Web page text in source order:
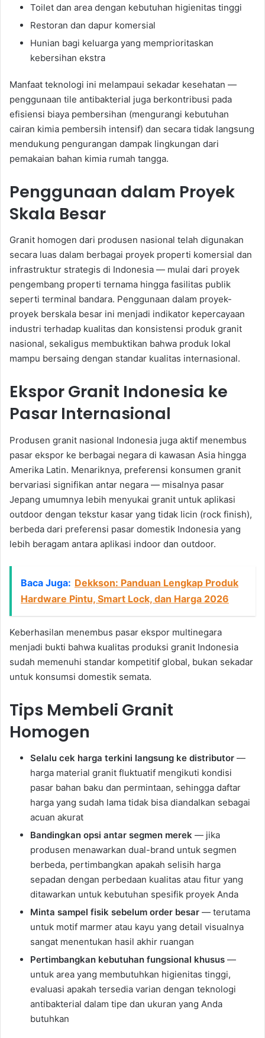
Toilet dan area dengan kebutuhan higienitas tinggi
Restoran dan dapur komersial
Hunian bagi keluarga yang memprioritaskan
kebersihan ekstra
Manfaat teknologi ini melampaui sekadar kesehatan —
penggunaan tile antibakterial juga berkontribusi pada
efisiensi biaya pembersihan (mengurangi kebutuhan
cairan kimia pembersih intensif) dan secara tidak langsung
mendukung pengurangan dampak lingkungan dari
pemakaian bahan kimia rumah tangga.
Penggunaan dalam Proyek
Skala Besar
Granit homogen dari produsen nasional telah digunakan
secara luas dalam berbagai proyek properti komersial dan
infrastruktur strategis di Indonesia — mulai dari proyek
pengembang properti ternama hingga fasilitas publik
seperti terminal bandara. Penggunaan dalam proyek-
proyek berskala besar ini menjadi indikator kepercayaan
industri terhadap kualitas dan konsistensi produk granit
nasional, sekaligus membuktikan bahwa produk lokal
mampu bersaing dengan standar kualitas internasional.
Ekspor Granit Indonesia ke
Pasar Internasional
Produsen granit nasional Indonesia juga aktif menembus
pasar ekspor ke berbagai negara di kawasan Asia hingga
Amerika Latin. Menariknya, preferensi konsumen granit
bervariasi signifikan antar negara — misalnya pasar
Jepang umumnya lebih menyukai granit untuk aplikasi
outdoor dengan tekstur kasar yang tidak licin (rock finish),
berbeda dari preferensi pasar domestik Indonesia yang
lebih beragam antara aplikasi indoor dan outdoor.
Baca Juga: Dekkson: Panduan Lengkap Produk
Hardware Pintu, Smart Lock, dan Harga 2026
Keberhasilan menembus pasar ekspor multinegara
menjadi bukti bahwa kualitas produksi granit Indonesia
sudah memenuhi standar kompetitif global, bukan sekadar
untuk konsumsi domestik semata.
Tips Membeli Granit
Homogen
Selalu cek harga terkini langsung ke distributor —
harga material granit fluktuatif mengikuti kondisi
pasar bahan baku dan permintaan, sehingga daftar
harga yang sudah lama tidak bisa diandalkan sebagai
acuan akurat
Bandingkan opsi antar segmen merek — jika
produsen menawarkan dual-brand untuk segmen
berbeda, pertimbangkan apakah selisih harga
sepadan dengan perbedaan kualitas atau fitur yang
ditawarkan untuk kebutuhan spesifik proyek Anda
Minta sampel fisik sebelum order besar — terutama
untuk motif marmer atau kayu yang detail visualnya
sangat menentukan hasil akhir ruangan
Pertimbangkan kebutuhan fungsional khusus —
untuk area yang membutuhkan higienitas tinggi,
evaluasi apakah tersedia varian dengan teknologi
antibakterial dalam tipe dan ukuran yang Anda
butuhkan